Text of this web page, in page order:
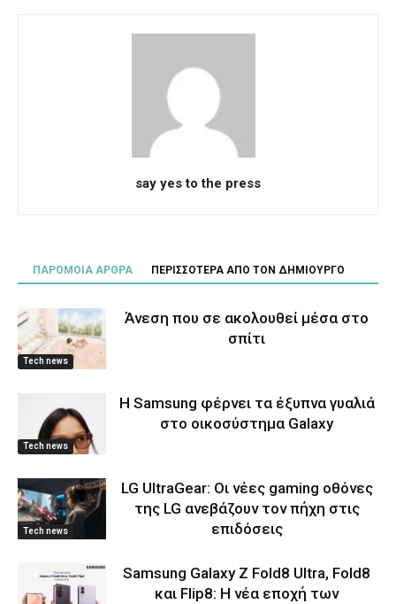
say yes to the press
ΠΑΡΟΜΟΙΑ ΑΡΘΡΑ ΠΕΡΙΣΣΟΤΕΡΑ ΑΠΟ ΤΟΝ ΔΗΜΙΟΥΡΓΟ
Tech news
Άνεση που σε ακολουθεί μέσα στο
σπίτι
Tech news
Η Samsung φέρνει τα έξυπνα γυαλιά
στο οικοσύστημα Galaxy
Tech news
LG UltraGear: Οι νέες gaming οθόνες
της LG ανεβάζουν τον πήχη στις
επιδόσεις
Samsung Galaxy Z Fold8 Ultra, Fold8
και Flip8: Η νέα εποχή των